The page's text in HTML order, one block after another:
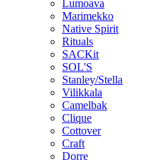
Lumoava
Marimekko
Native Spirit
Rituals
SACKit
SOL'S
Stanley/Stella
Vilikkala
Camelbak
Clique
Cottover
Craft
Dorre